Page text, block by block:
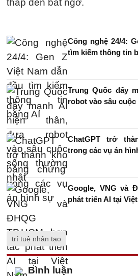
thấp đến bất ngờ.
Công nghệ 24/4:
tìm kiếm thông tin
Trung Quốc đẩy
robot vào sâu
ChatGPT trở
trong các vụ án
Google, VNG và
phát triển AI tại
trí tuệ nhân tạo
Bình luận